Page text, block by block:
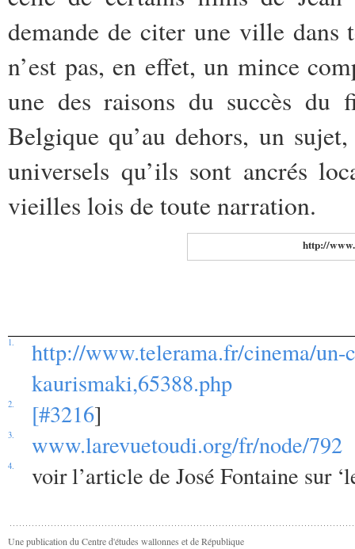
demande de citer une ville
n’est pas, en effet, un mince
une des raisons du succès du
Belgique qu’au dehors, un
universels qu’ils sont ancrés
vieilles lois de toute narration.
http://
1.
http://www.telerama.fr/cinema/un-
kaurismaki,65388.php
2. [#3216]
3. www.larevuetoudi.org/fr/node/792
4. voir l’article de José Fontaine sur
Une publication du Centre d'études wallonnes et de République